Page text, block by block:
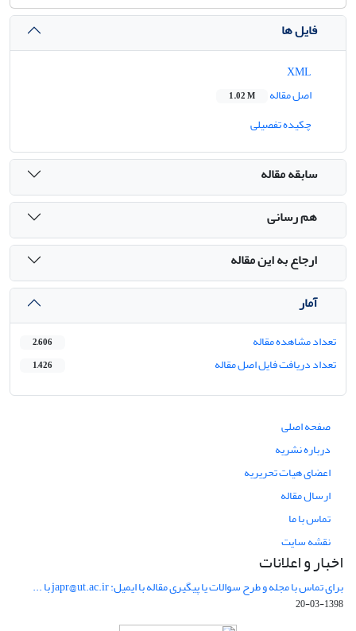
فایل ها
اصل مقاله
1.02 M
چکیده تفصیلی
سابقه مقاله
هم رسانی
ارجاع به این مقاله
آمار
تعداد مشاهده مقاله 2,606
تعداد دریافت فایل اصل مقاله 1,426
صفحه اصلی
درباره نشریه
اعضای هیات تحریریه
ارسال مقاله
تماس با ما
نقشه سایت
اخبار و اعلانات
برای تماس با مجله و طرح سوالات یا پیگیری مقاله با ایمیل: japr@ut.ac.ir با ...
1398-03-20